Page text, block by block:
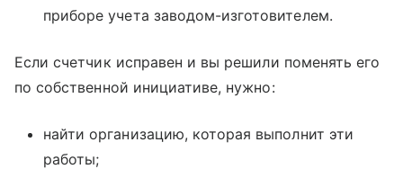
приборе учета заводом-изготовителем.
Если счетчик исправен и вы решили поменять его
по собственной инициативе, нужно:
найти организацию, которая выполнит эти
работы;